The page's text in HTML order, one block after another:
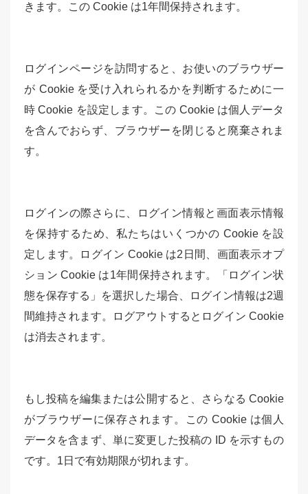
きます。この Cookie は1年間保持されます。
ログインページを訪問すると、お使いのブラウザー
が Cookie を受け入れられるかを判断するために一
時 Cookie を設定します。この Cookie は個人データ
を含んでおらず、ブラウザーを閉じると廃棄されま
す。
ログインの際さらに、ログイン情報と画面表示情報
を保持するため、私たちはいくつかの Cookie を設
定します。ログイン Cookie は2日間、画面表示オプ
ション Cookie は1年間保持されます。「ログイン状
態を保存する」を選択した場合、ログイン情報は2週
間維持されます。ログアウトするとログイン Cookie
は消去されます。
もし投稿を編集または公開すると、さらなる Cookie
がブラウザーに保存されます。この Cookie は個人
データを含まず、単に変更した投稿の ID を示すもの
です。1日で有効期限が切れます。